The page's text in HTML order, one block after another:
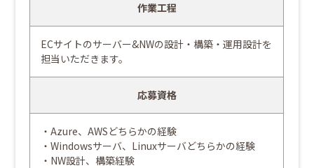
作業工程
ECサイトのサーバー&NWの設計・構築・運用設計を
担当いただきます。
応募資格
・Azure、AWSどちらかの経験
・Windowsサーバ、Linuxサーバどちらかの経験
・NW設計、構築経験